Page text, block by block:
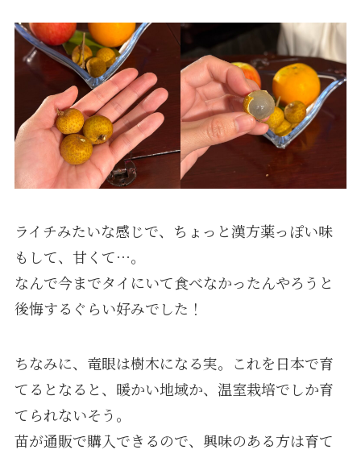
ライチみたいな感じで、ちょっと漢方薬っぽい味
もして、甘くて⋯。
なんで今までタイにいて食べなかったんやろうと
後悔するぐらい好みでした！
ちなみに、竜眼は樹木になる実。これを日本で育
てるとなると、暖かい地域か、温室栽培でしか育
てられないそう。
苗が通販で購入できるので、興味のある方は育て